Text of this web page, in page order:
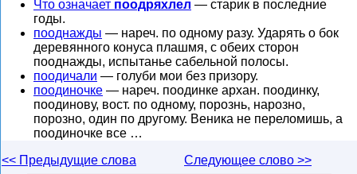
Что означает поодряхлел — старик в последние
годы.
пооднажды — нареч. по одному разу. Ударять о бок
деревянного конуса плашмя, с обеих сторон
пооднажды, испытанье сабельной полосы.
поодичали — голуби мои без призору.
поодиночке — нареч. поодинке архан. поодинку,
поодинову, вост. по одному, порознь, нарозно,
порозно, один по другому. Веника не переломишь, а
поодиночке все …
<< Предыдущие слова
Следующее слово >>